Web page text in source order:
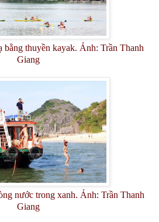
thuyền kayak. Ảnh: Trần Thanh
Giang
nước trong xanh. Ảnh: Trần Thanh
Giang